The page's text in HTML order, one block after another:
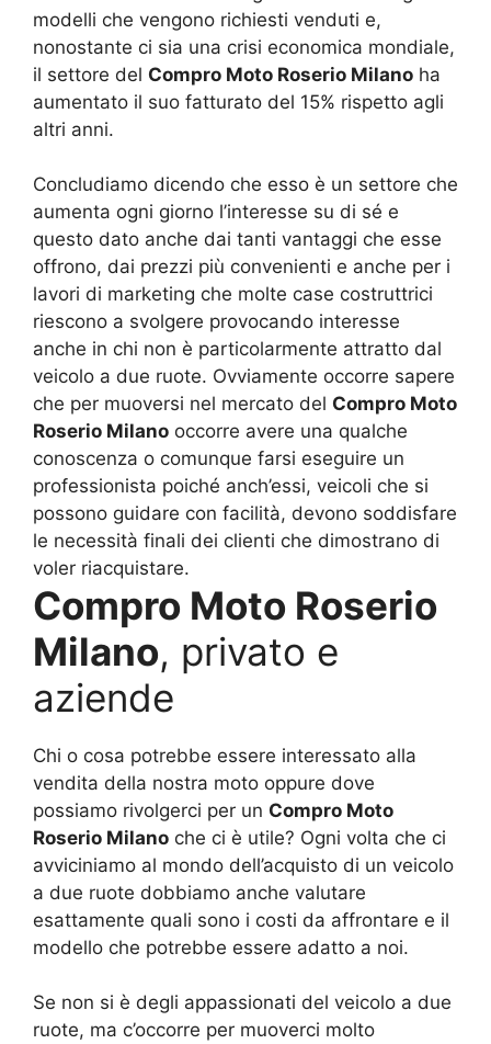
modelli che vengono richiesti venduti e,
nonostante ci sia una crisi economica mondiale,
il settore del Compro Moto Roserio Milano ha
aumentato il suo fatturato del 15% rispetto agli
altri anni.
Concludiamo dicendo che esso è un settore che
aumenta ogni giorno l’interesse su di sé e
questo dato anche dai tanti vantaggi che esse
offrono, dai prezzi più convenienti e anche per i
lavori di marketing che molte case costruttrici
riescono a svolgere provocando interesse
anche in chi non è particolarmente attratto dal
veicolo a due ruote. Ovviamente occorre sapere
che per muoversi nel mercato del Compro Moto
Roserio Milano occorre avere una qualche
conoscenza o comunque farsi eseguire un
professionista poiché anch’essi, veicoli che si
possono guidare con facilità, devono soddisfare
le necessità finali dei clienti che dimostrano di
voler riacquistare.
Compro Moto Roserio
Milano, privato e
aziende
Chi o cosa potrebbe essere interessato alla
vendita della nostra moto oppure dove
possiamo rivolgerci per un Compro Moto
Roserio Milano che ci è utile? Ogni volta che ci
avviciniamo al mondo dell’acquisto di un veicolo
a due ruote dobbiamo anche valutare
esattamente quali sono i costi da affrontare e il
modello che potrebbe essere adatto a noi.
Se non si è degli appassionati del veicolo a due
ruote, ma c’occorre per muoverci molto